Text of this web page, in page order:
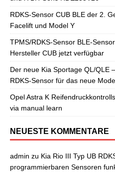
RDKS-Sensor CUB BLE der 2.
Facelift und Model Y
TPMS/RDKS-Sensor BLE-
Hersteller CUB jetzt verfügbar
Der neue Kia Sportage QL/QLE
RDKS-Sensor für das neue
Opel Astra K
via manual learn
NEUESTE KOMMENTARE
admin zu Kia Rio III Typ UB
programmierbaren Sensoren